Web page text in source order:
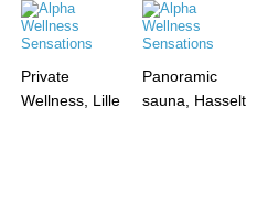
Private
Wellness, Lille
Panoramic
sauna, Hasselt